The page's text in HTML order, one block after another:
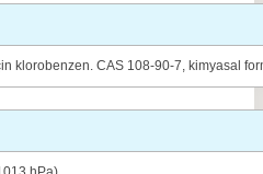
klorobenzen. CAS 108-90-7, kimyasal